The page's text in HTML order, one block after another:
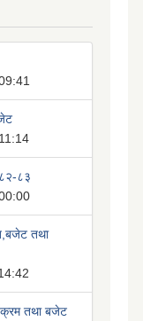
८३
तथा
तथा बजेट